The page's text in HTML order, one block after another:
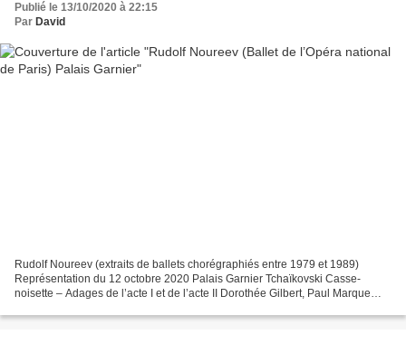
Publié le 13/10/2020 à 22:15
Par David
Rudolf Noureev (extraits de ballets chorégraphiés entre 1979 et 1989)
Représentation du 12 octobre 2020 Palais Garnier Tchaïkovski Casse-
noisette – Adages de l’acte I et de l’acte II Dorothée Gilbert, Paul Marque